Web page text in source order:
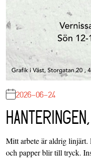
2026-06-24
Mitt arbete är aldrig
och papper blir till tryck.